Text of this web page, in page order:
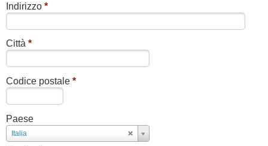
Indirizzo *
Città *
Codice postale *
Paese
Italia
Paese